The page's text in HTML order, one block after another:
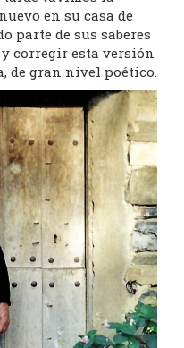
en su casa de
parte de sus saberes
corregir esta versión
de gran nivel poético.